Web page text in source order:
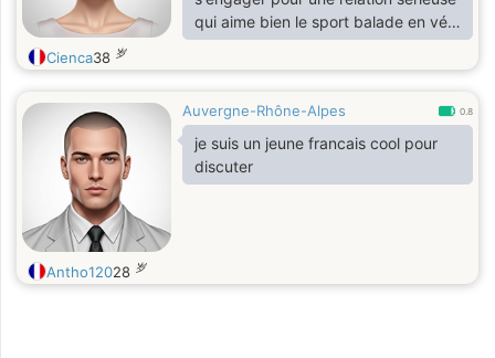
qui aime bien le sport balade en vélo
voyage et qui est dans le social les
personnes économiquement faibles
Cienca38 岁
Auvergne-Rhône-Alpes 0.8
je suis un jeune francais cool pour
discuter
Antho12028 岁